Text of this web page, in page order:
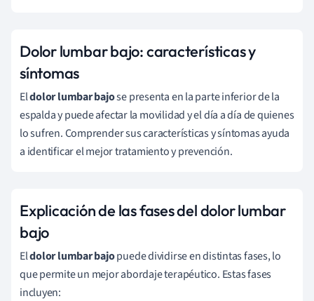
Dolor lumbar bajo: características y
síntomas
Eldolor lumbar bajose presenta en la parte inferior de la
espalda y puede afectar la movilidad y el día a día de quienes
lo sufren. Comprender sus características y síntomas ayuda
a identificar el mejor tratamiento y prevención.
Explicación de las fases del dolor lumbar
bajo
Eldolor lumbar bajopuede dividirse en distintas fases, lo
que permite un mejor abordaje terapéutico. Estas fases
incluyen: